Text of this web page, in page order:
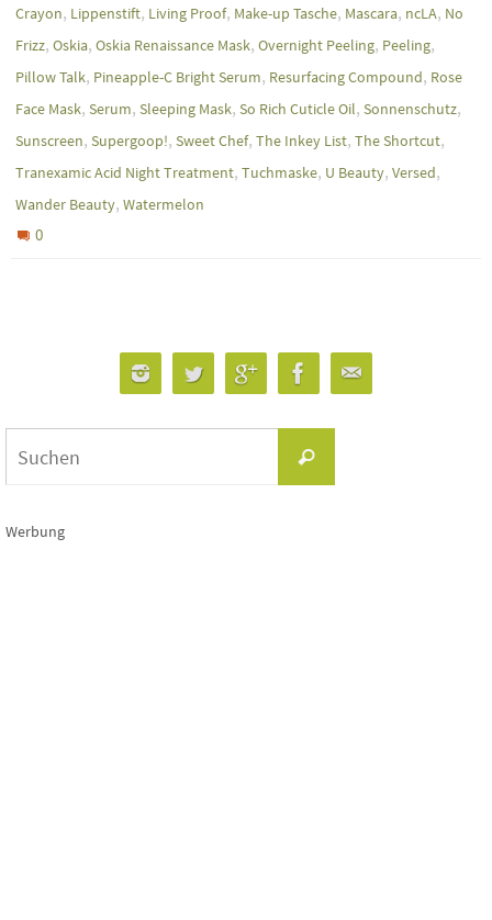
Crayon, Lippenstift, Living Proof, Make-up Tasche, Mascara, ncLA, No
Frizz, Oskia, Oskia Renaissance Mask, Overnight Peeling, Peeling,
Pillow Talk, Pineapple-C Bright Serum, Resurfacing Compound, Rose
Face Mask, Serum, Sleeping Mask, So Rich Cuticle Oil, Sonnenschutz,
Sunscreen, Supergoop!, Sweet Chef, The Inkey List, The Shortcut,
Tranexamic Acid Night Treatment, Tuchmaske, U Beauty, Versed,
Wander Beauty, Watermelon
0
Suchen
Werbung